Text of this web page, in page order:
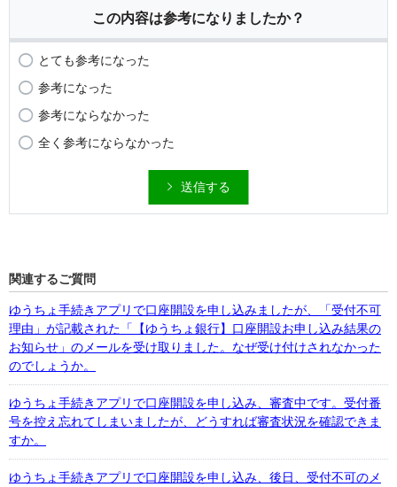
この内容は参考になりましたか？
とても参考になった
参考になった
参考にならなかった
全く参考にならなかった
送信する
関連するご質問
ゆうちょ手続きアプリで口座開設を申し込みましたが、「受付不可
理由」が記載された「【ゆうちょ銀行】口座開設お申し込み結果の
お知らせ」のメールを受け取りました。なぜ受け付けされなかった
のでしょうか。
ゆうちょ手続きアプリで口座開設を申し込み、審査中です。受付番
号を控え忘れてしまいましたが、どうすれば審査状況を確認できま
すか。
ゆうちょ手続きアプリで口座開設を申し込み、後日、受付不可のメ